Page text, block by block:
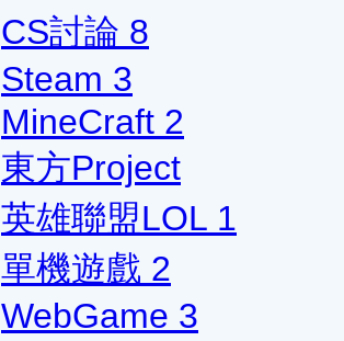
CS討論 8
Steam 3
MineCraft 2
東方Project
英雄聯盟LOL 1
單機遊戲 2
WebGame 3